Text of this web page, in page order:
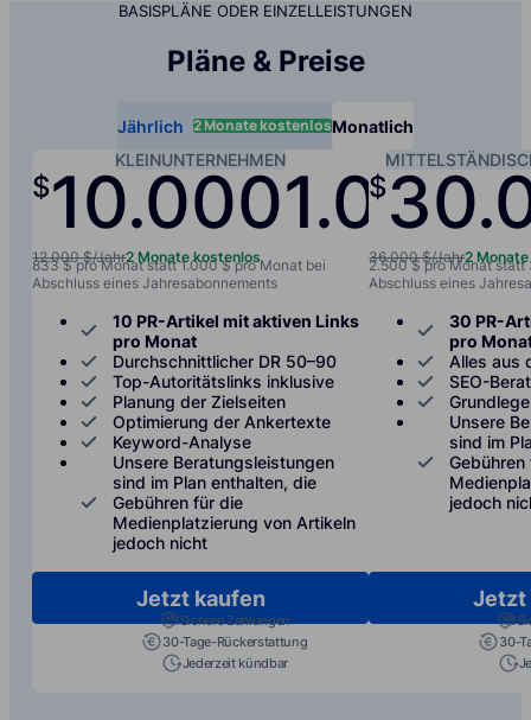
BASISPLÄNE ODER EINZELLEISTUNGEN
Pläne & Preise
Jährlich 2 Monate kostenlosMonatlich
KLEINUNTERNEHMEN
$10.0001.000/
12.000 $/Jahr2 Monate kostenlos
833 $ pro Monat statt 1.000 $ pro Monat bei
Abschluss eines Jahresabonnements
10 PR-Artikel mit aktiven Links
pro Monat
Durchschnittlicher DR 50–90
Top-Autoritätslinks inklusive
Planung der Zielseiten
Optimierung der Ankertexte
Keyword-Analyse
Unsere Beratungsleistungen
sind im Plan enthalten, die
Gebühren für die
Medienplatzierung von Artikeln
jedoch nicht
Jetzt kaufen
Sichere Zahlungen
30-Tage-Rückerstattung
Jederzeit kündbar
$
36.000 $/Jahr2
2.500 $ pro Monat
Abschluss eines
30 PR-
pro
Alles aus
SEO-
Unsere
sind im
jedoch
Jetzt
30-